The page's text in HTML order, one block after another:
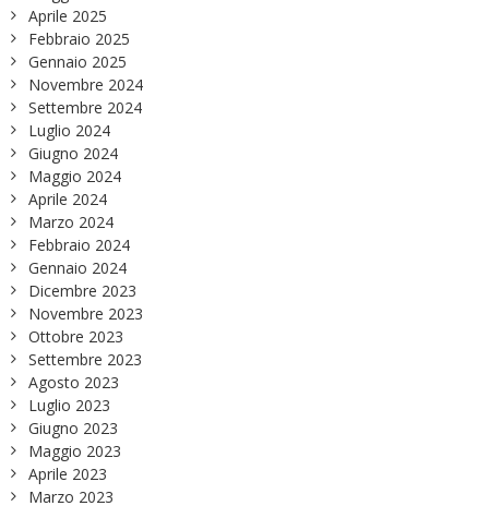
Aprile 2025
Febbraio 2025
Gennaio 2025
Novembre 2024
Settembre 2024
Luglio 2024
Giugno 2024
Maggio 2024
Aprile 2024
Marzo 2024
Febbraio 2024
Gennaio 2024
Dicembre 2023
Novembre 2023
Ottobre 2023
Settembre 2023
Agosto 2023
Luglio 2023
Giugno 2023
Maggio 2023
Aprile 2023
Marzo 2023